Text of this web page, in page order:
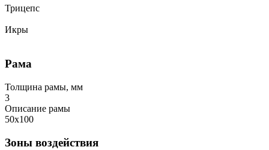
Трицепс
Икры
Рама
Толщина рамы, мм
3
Описание рамы
50x100
Зоны воздействия